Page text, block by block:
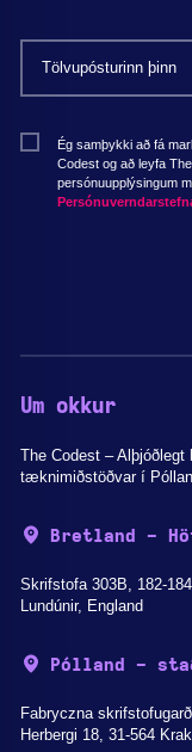
Ég samþykki að fá
Codest og að leyfa
persónuupplýsingum
Um okkur
The Codest –
tæknimiðstöðvar í
Bretland -
Skrifstofa 303B, 182-
Lundúnir, England
Pólland -
Fabryczna
Herbergi 18, 31-564